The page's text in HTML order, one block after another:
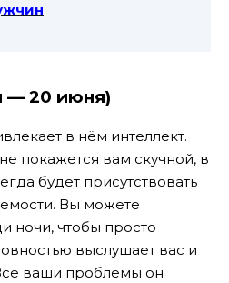
— 20 июня)
в нём интеллект.
покажется вам скучной, в
будет присутствовать
Вы можете
ночи, чтобы просто
выслушает вас и
ваши проблемы он